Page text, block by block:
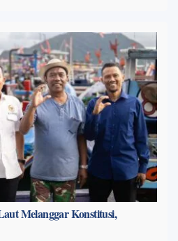
Melanggar Konstitusi,